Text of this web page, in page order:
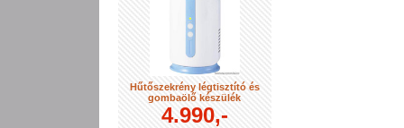
Hűtőszekrény légtisztító és
gombaölő készülék
4.990,-